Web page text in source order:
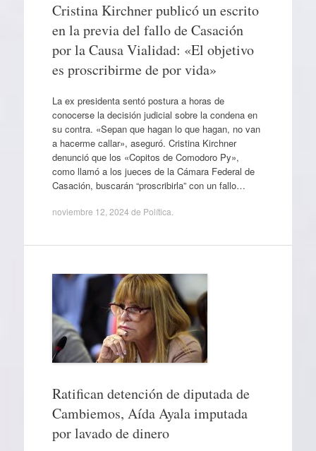
Cristina Kirchner publicó un escrito
en la previa del fallo de Casación
por la Causa Vialidad: «El objetivo
es proscribirme de por vida»
La ex presidenta sentó postura a horas de
conocerse la decisión judicial sobre la condena en
su contra. «Sepan que hagan lo que hagan, no van
a hacerme callar», aseguró. Cristina Kirchner
denunció que los «Copitos de Comodoro Py»,
como llamó a los jueces de la Cámara Federal de
Casación, buscarán “proscribirla” con un fallo…
noviembre 12, 2024 de Política
Ratifican detención de diputada de
Cambiemos, Aída Ayala imputada
por lavado de dinero